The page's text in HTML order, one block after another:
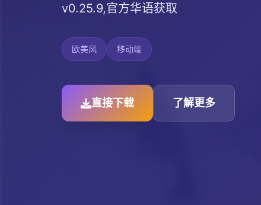
v0.25.9,官方华语获取
欧美风 移动端
直接下载 了解更多